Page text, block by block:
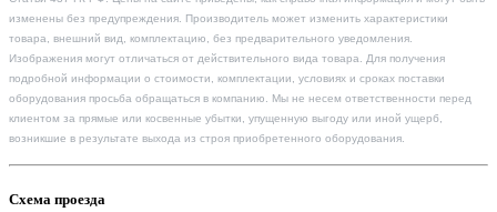
изменены без предупреждения. Производитель может изменить характеристики
товара, внешний вид, комплектацию, без предварительного уведомления.
Изображения могут отличаться от действительного вида товара. Для получения
подробной информации о стоимости, комплектации, условиях и сроках поставки
оборудования просьба обращаться в компанию. Мы не несем ответственности перед
клиентом за прямые или косвенные убытки, упущенную выгоду или иной ущерб,
возникшие в результате выхода из строя приобретенного оборудования.
Схема проезда